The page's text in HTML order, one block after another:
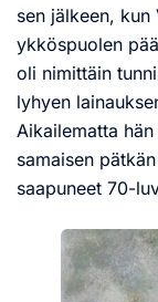
sen jälkeen, kun
ykköspuolen
oli nimittäin
lyhyen
Aikailematta
samaisen pätkän
saapuneet 70-